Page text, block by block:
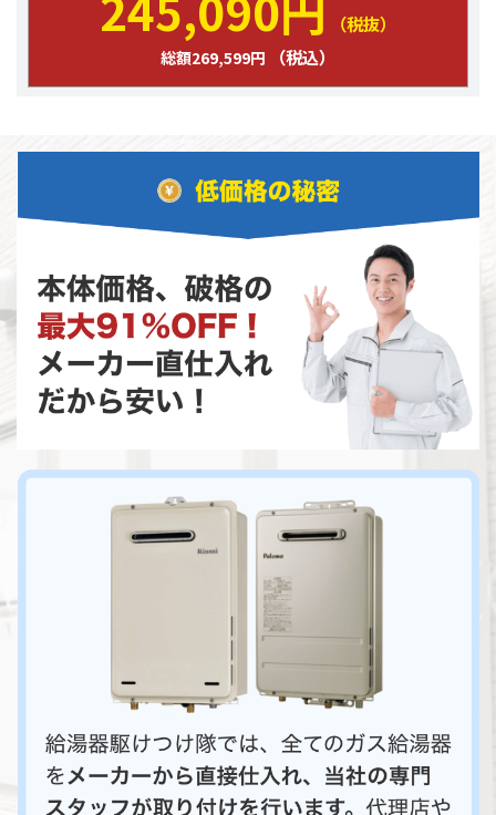
（税抜）
総額269,599円 （税込）